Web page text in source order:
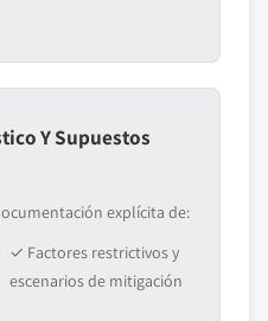
Y Supuestos
explícita de:
✓ Factores restrictivos y
escenarios de mitigación